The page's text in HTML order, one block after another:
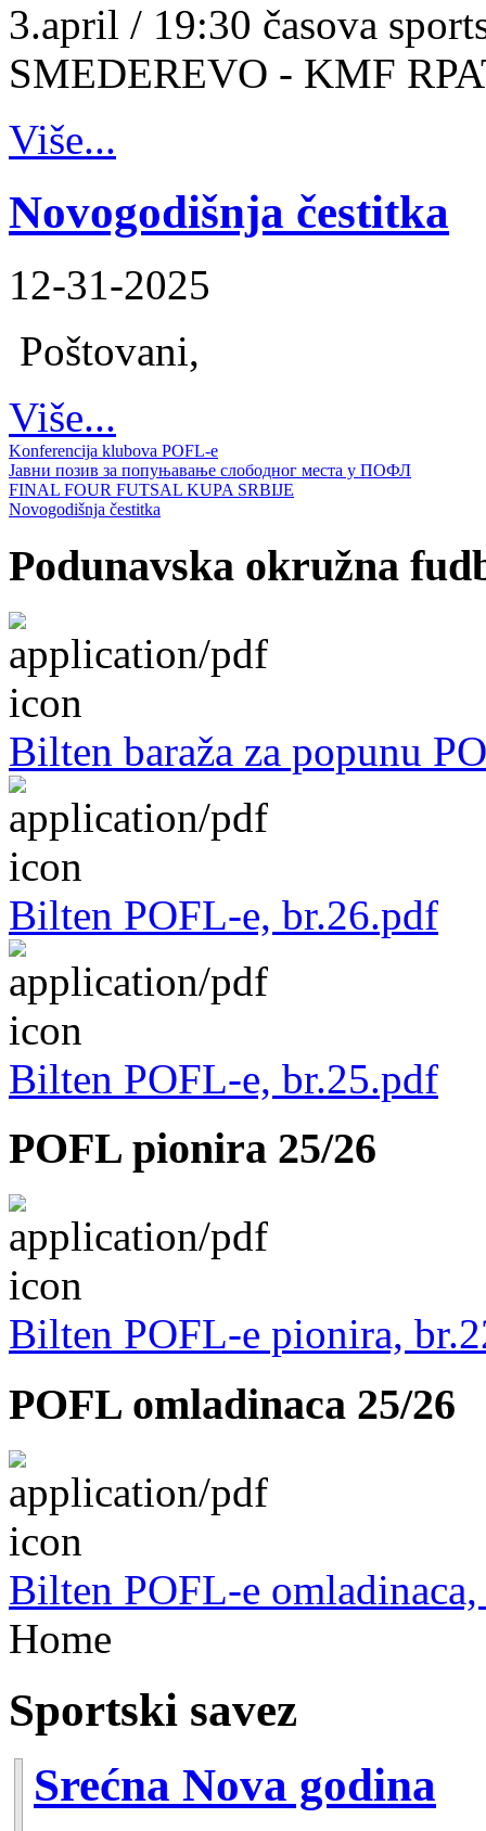
3.april / 19:30 časova
SMEDEREVO - KMF
Više...
Novogodišnja čestitka
12-31-2025
Poštovani,
Više...
Konferencija klubova POFL-e
Јавни позив за попуњавање слободног места у ПОФЛ
FINAL FOUR FUTSAL KUPA SRBIJE
Novogodišnja čestitka
Podunavska okružna
Bilten baraža za popunu
Bilten POFL-e, br.26.pdf
Bilten POFL-e, br.25.pdf
POFL pionira 25/26
Bilten POFL-e pionira,
POFL omladinaca 25/26
Bilten POFL-e
Home
Sportski savez
Srećna Nova godina